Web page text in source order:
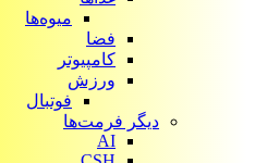
میوه‌ها
فضا
کامپیوتر
ورزش
فوتبال
دیگر فرمت‌ها
AI